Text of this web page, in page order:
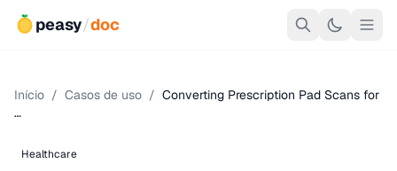
peasy/doc
Início / Casos de uso / Converting Prescription Pad Scans for
…
Healthcare